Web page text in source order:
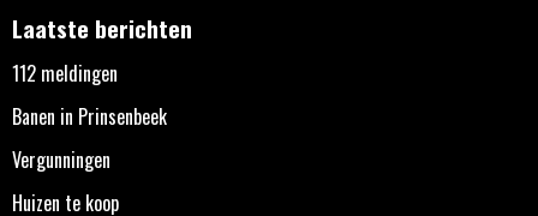
Laatste berichten
112 meldingen
Banen in Prinsenbeek
Vergunningen
Huizen te koop